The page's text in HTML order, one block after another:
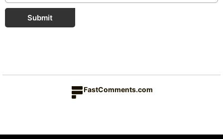
Submit
FastComments.com